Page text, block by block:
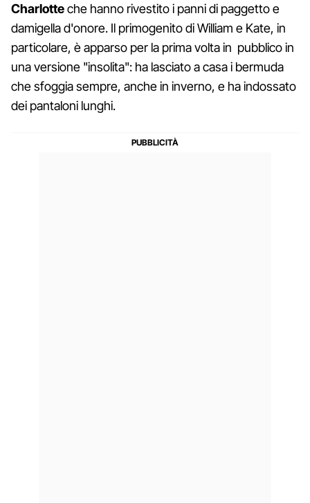
Charlotteche hanno rivestito i panni di paggetto e
damigella d'onore. Il primogenito di William e Kate, in
particolare, è apparso per la prima volta in pubblico in
una versione "insolita": ha lasciato a casa i bermuda
che sfoggia sempre, anche in inverno, e ha indossato
dei pantaloni lunghi.